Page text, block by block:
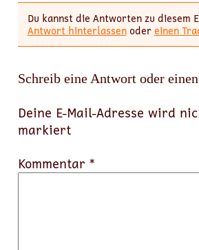
Du kannst die Antworten zu
Antwort hinterlassenodereinen
Schreib eine Antwort oder
Deine E-Mail-Adresse wird
markiert
Kommentar *